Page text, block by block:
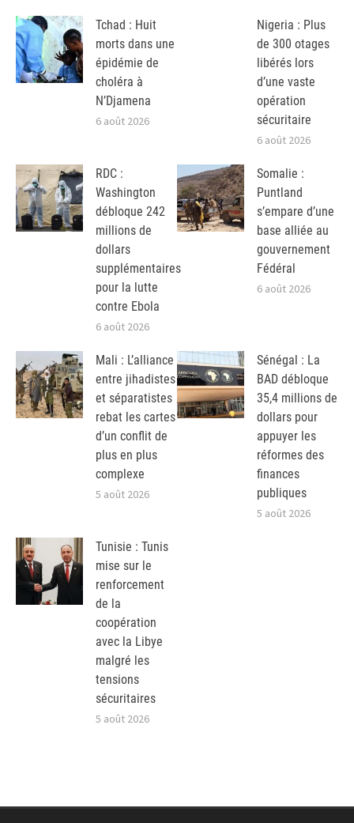
Tchad : Huit
morts dans une
épidémie de
choléra à
N’Djamena
6 août 2026
Nigeria : Plus
de 300 otages
libérés lors
d’une vaste
opération
sécuritaire
6 août 2026
RDC :
Washington
débloque 242
millions de
dollars
supplémentaires
pour la lutte
contre Ebola
6 août 2026
Somalie :
Puntland
s’empare d’une
base alliée au
gouvernement
Fédéral
6 août 2026
Mali : L’alliance
entre jihadistes
et séparatistes
rebat les cartes
d’un conflit de
plus en plus
complexe
5 août 2026
Sénégal : La
BAD débloque
35,4 millions de
dollars pour
appuyer les
réformes des
finances
publiques
5 août 2026
Tunisie : Tunis
mise sur le
renforcement
de la
coopération
avec la Libye
malgré les
tensions
sécuritaires
5 août 2026